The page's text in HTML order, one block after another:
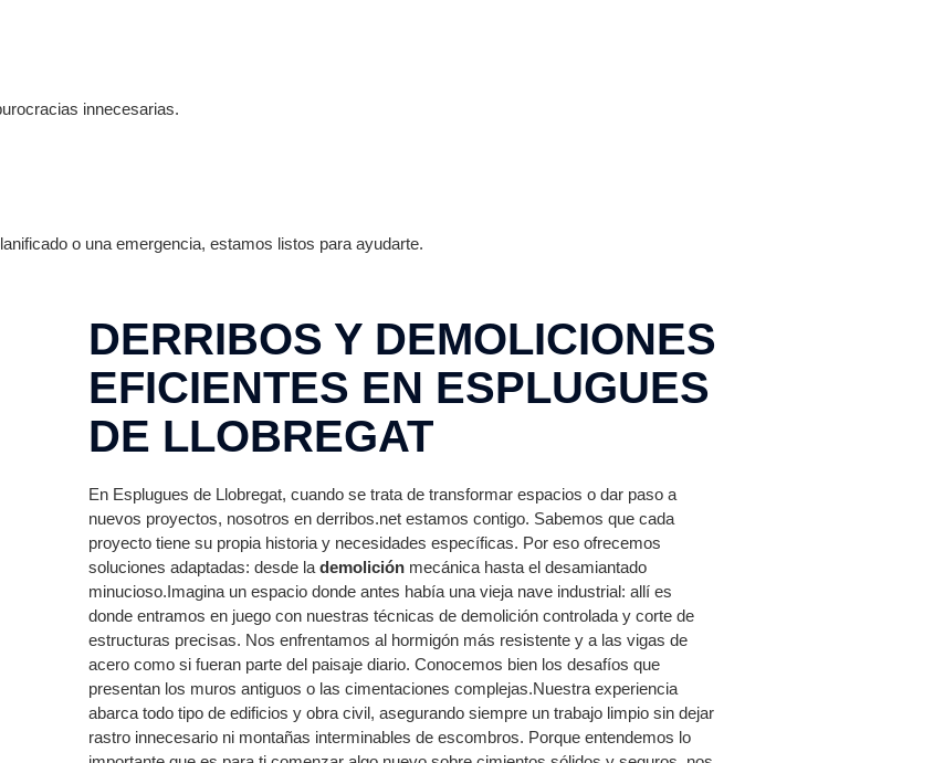
innecesarias.
o una emergencia, estamos listos para ayudarte.
DERRIBOS Y DEMOLICIONES
EFICIENTES EN ESPLUGUES
DE LLOBREGAT
En Esplugues de Llobregat, cuando se trata de transformar espacios o dar paso a
nuevos proyectos, nosotros en derribos.net estamos contigo. Sabemos que cada
proyecto tiene su propia historia y necesidades específicas. Por eso ofrecemos
soluciones adaptadas: desde la demolición mecánica hasta el desamiantado
minucioso.Imagina un espacio donde antes había una vieja nave industrial: allí es
donde entramos en juego con nuestras técnicas de demolición controlada y corte de
estructuras precisas. Nos enfrentamos al hormigón más resistente y a las vigas de
acero como si fueran parte del paisaje diario. Conocemos bien los desafíos que
presentan los muros antiguos o las cimentaciones complejas.Nuestra experiencia
abarca todo tipo de edificios y obra civil, asegurando siempre un trabajo limpio sin dejar
rastro innecesario ni montañas interminables de escombros. Porque entendemos lo